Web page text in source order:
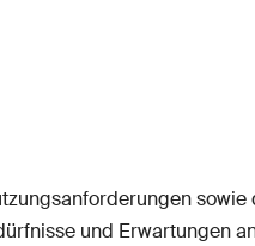
und Erwartungen